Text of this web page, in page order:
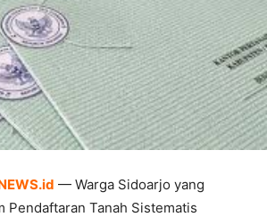
— Warga Sidoarjo yang
Pendaftaran Tanah Sistematis